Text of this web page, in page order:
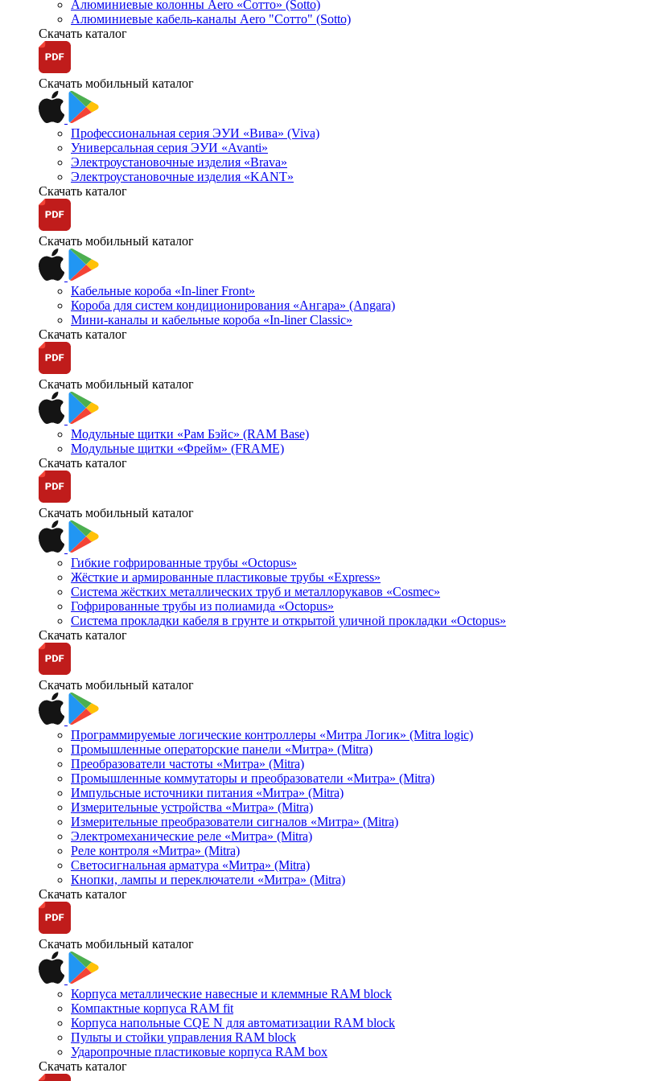
Алюминиевые колонны Aero «Сотто» (Sotto)
Алюминиевые кабель-каналы Aero "Сотто" (Sotto)
Скачать каталог
Скачать мобильный каталог
Профессиональная серия ЭУИ «Вива» (Viva)
Универсальная серия ЭУИ «Avanti»
Электроустановочные изделия «Brava»
Электроустановочные изделия «KANT»
Скачать каталог
Скачать мобильный каталог
Кабельные короба «In-liner Front»
Короба для систем кондиционирования «Ангара» (Angara)
Мини-каналы и кабельные короба «In-liner Classic»
Скачать каталог
Скачать мобильный каталог
Модульные щитки «Рам Бэйс» (RAM Base)
Модульные щитки «Фрейм» (FRAME)
Скачать каталог
Скачать мобильный каталог
Гибкие гофрированные трубы «Octopus»
Жёсткие и армированные пластиковые трубы «Express»
Система жёстких металлических труб и металлорукавов «Cosmec»
Гофрированные трубы из полиамида «Octopus»
Система прокладки кабеля в грунте и открытой уличной прокладки «Octopus»
Скачать каталог
Скачать мобильный каталог
Программируемые логические контроллеры «Митра Логик» (Mitra logic)
Промышленные операторские панели «Митра» (Mitra)
Преобразователи частоты «Митра» (Mitra)
Промышленные коммутаторы и преобразователи «Митра» (Mitra)
Импульсные источники питания «Митра» (Mitra)
Измерительные устройства «Митра» (Mitra)
Измерительные преобразователи сигналов «Митра» (Mitra)
Электромеханические реле «Митра» (Mitra)
Реле контроля «Митра» (Mitra)
Светосигнальная арматура «Митра» (Mitra)
Кнопки, лампы и переключатели «Митра» (Mitra)
Скачать каталог
Скачать мобильный каталог
Корпуса металлические навесные и клеммные RAM block
Компактные корпуса RAM fit
Корпуса напольные CQE N для автоматизации RAM block
Пульты и стойки управления RAM block
Ударопрочные пластиковые корпуса RAM box
Скачать каталог